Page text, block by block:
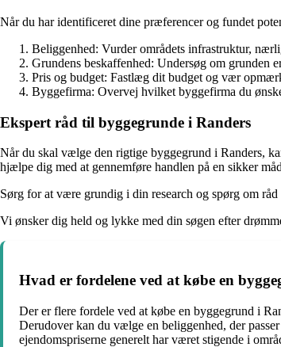
Når du har identificeret dine præferencer og fundet
Beliggenhed: Vurder områdets infrastruktur,
Grundens beskaffenhed: Undersøg om grunden
Pris og budget: Fastlæg dit budget og vær
Byggefirma: Overvej hvilket byggefirma du
Ekspert råd til byggegrunde i Randers
Når du skal vælge den rigtige byggegrund i Randers,
hjælpe dig med at gennemføre handlen på en sikker
Sørg for at være grundig i din research og spørg om
Vi ønsker dig held og lykke med din søgen efter
Hvad er fordelene ved at købe en
Der er flere fordele ved at købe en byggegrund i
Derudover kan du vælge en beliggenhed, der
ejendomspriserne generelt har været stigende i